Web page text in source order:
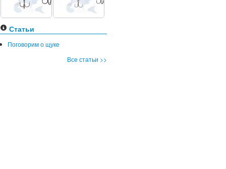
Статьи
Поговорим о щуке
Все статьи >>